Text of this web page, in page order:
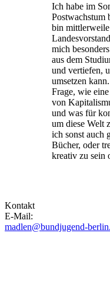
Ich habe im
Postwachstum
bin
mich
aus dem
und vertiefen,
umsetzen
Frage, wie
von
und was für
um diese Welt
ich sonst auch
Bücher, oder
kreativ zu sein
Kontakt
E-Mail:
madlen@bundjugend-